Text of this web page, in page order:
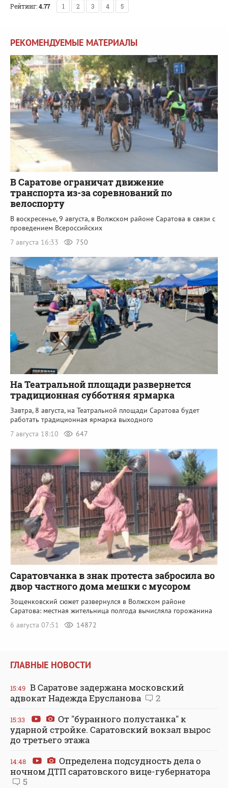
Рейтинг:4.77 1 2 3 4 5
РЕКОМЕНДУЕМЫЕ МАТЕРИАЛЫ
В Саратове ограничат движение
транспорта из-за соревнований по
велоспорту
В воскресенье, 9 августа, в Волжском районе Саратова в связи с
проведением Всероссийских
7 августа 16:33
750
На Театральной площади развернется
традиционная субботняя ярмарка
Завтра, 8 августа, на Театральной площади Саратова будет
работать традиционная ярмарка выходного
7 августа 18:10
647
Саратовчанка в знак протеста забросила во
двор частного дома мешки с мусором
Зощенковский сюжет развернулся в Волжском районе
Саратова: местная жительница полгода вычисляла горожанина
6 августа 07:51
14872
ГЛАВНЫЕ НОВОСТИ
15:49 В Саратове задержана московский
адвокат Надежда Ерусланова
2
15:33
От "буранного полустанка" к
ударной стройке. Саратовский вокзал вырос
до третьего этажа
14:48
Определена подсудность дела о
ночном ДТП саратовского вице-губернатора
5